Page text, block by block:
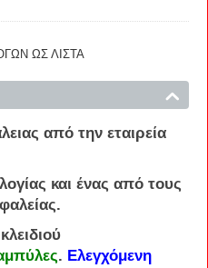
ΩΣ ΛΊΣΤΑ
από την εταιρεία
και ένας από τους
. Ελεγχόμενη